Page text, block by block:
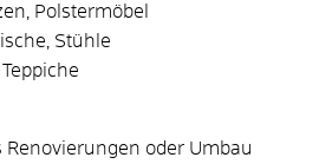
Polstermöbel
Stühle
Renovierungen oder Umbau